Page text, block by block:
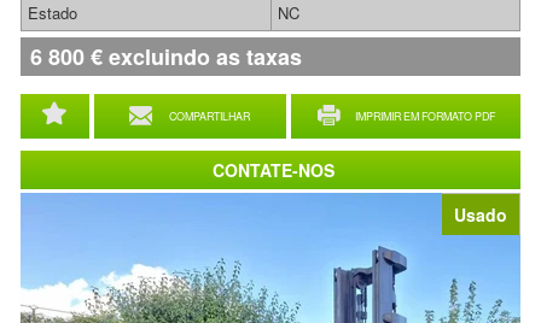
Usado
COMPARTILHAR IMPRIMIR EM FORMATO PDF
Estado
NC
6 800€excluindo as taxas
CONTATE-NOS